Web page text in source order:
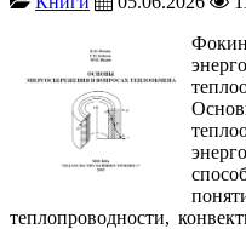
теплопроводности,